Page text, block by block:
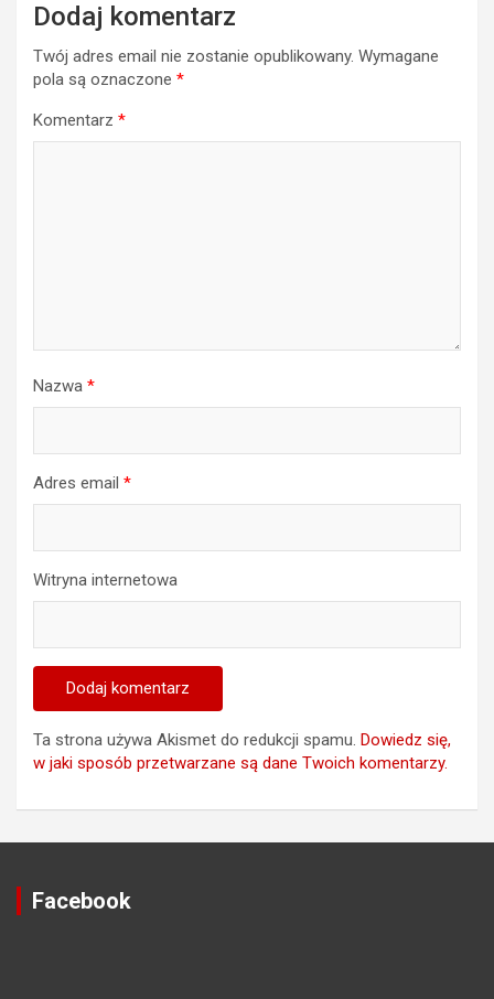
Dodaj komentarz
Twój adres email nie zostanie opublikowany. Wymagane
pola są oznaczone *
Komentarz *
Nazwa *
Adres email *
Witryna internetowa
Ta strona używa Akismet do redukcji spamu. Dowiedz się,
w jaki sposób przetwarzane są dane Twoich komentarzy.
Facebook